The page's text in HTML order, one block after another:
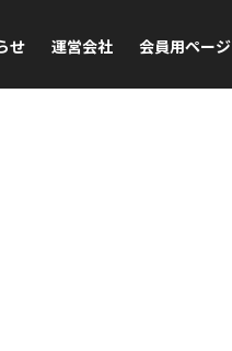
せ 運営会社 会員用ページ